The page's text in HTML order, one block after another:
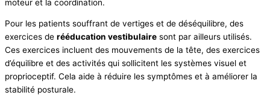
moteur et la coordination.
Pour les patients souffrant de vertiges et de déséquilibre, des
exercices de rééducation vestibulaire sont par ailleurs utilisés.
Ces exercices incluent des mouvements de la tête, des exercices
d’équilibre et des activités qui sollicitent les systèmes visuel et
proprioceptif. Cela aide à réduire les symptômes et à améliorer la
stabilité posturale.